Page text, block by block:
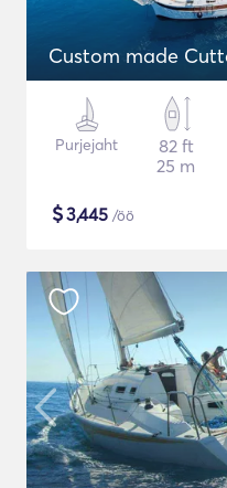
Custom made
Purjejaht
82 ft
25 m
$3,445 /öö